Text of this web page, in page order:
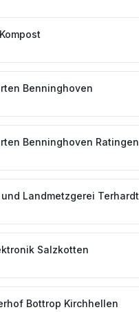
Benninghoven
Benninghoven Ratingen
Landmetzgerei Terhardt
Salzkotten
Bottrop Kirchhellen